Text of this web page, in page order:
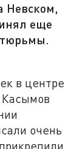
Невском,
еще
тюрьмы.
в центре
Касымов
очень